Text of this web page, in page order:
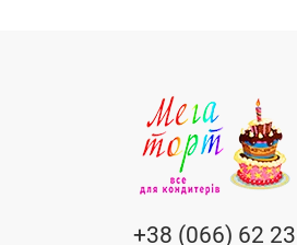
+38 (066) 62